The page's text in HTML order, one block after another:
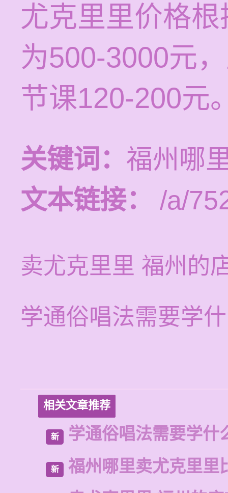
尤克里里价格
为500-3000元
节课120-200元
关键词： 福州哪
文本链接：
/a/
卖尤克里里 福州的
学通俗唱法需要学
相关文章推荐
新 学通俗唱法需要学什
新
福州哪里卖尤克里里